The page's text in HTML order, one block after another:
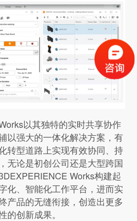
以其独特的实时共享协作
以强大的一体化解决方案，有
转型道路上实现有效协同、持
无论是初创公司还是大型跨国
Works构建起
化、智能化工作平台，进而实
产品的无缝衔接，创造出更多
的创新成果。